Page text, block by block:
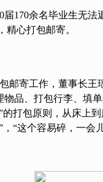
届170余名毕业生无法
精心打包邮寄。
邮寄工作，董事长
品、打包行李、填
的打包原则，从床上
“这个容易碎，一